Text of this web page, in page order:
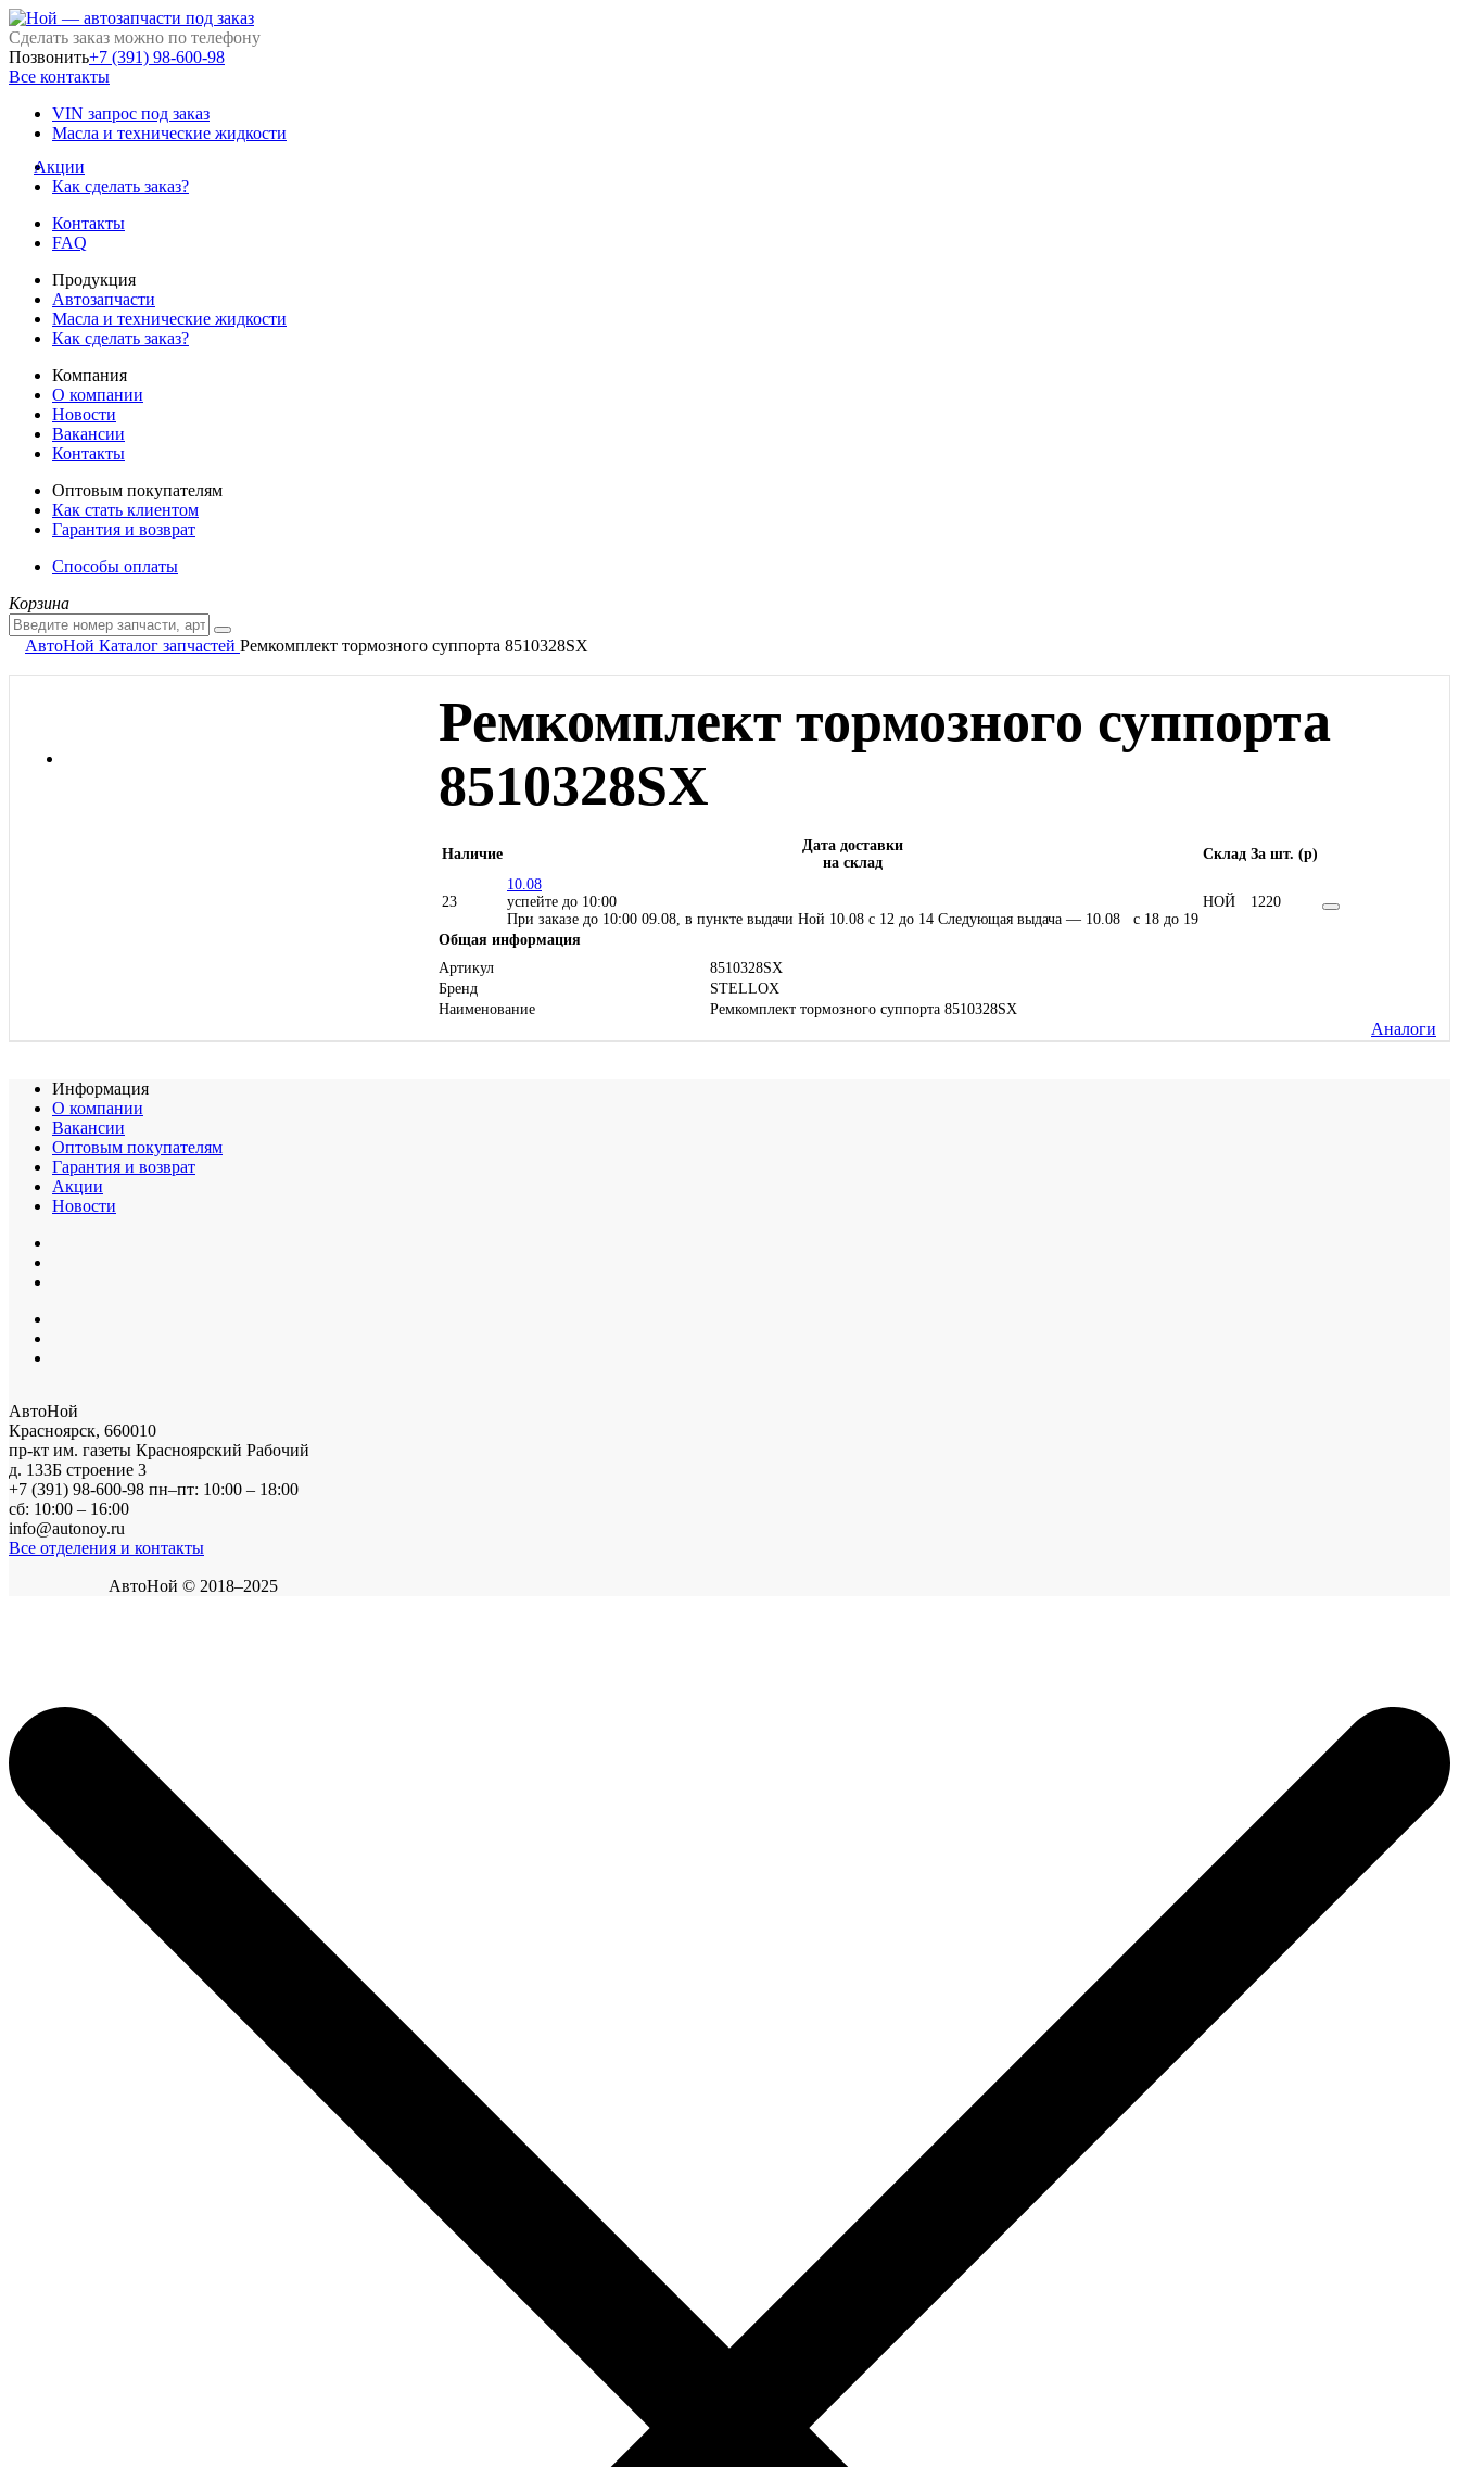
Сделать заказ можно по телефону
Позвонить+7 (391) 98-600-98
Все контакты
VIN запрос под заказ
Масла и технические жидкости
Акции
Как сделать заказ?
Контакты
FAQ
Продукция
Автозапчасти
Масла и технические жидкости
Как сделать заказ?
Компания
О компании
Новости
Вакансии
Контакты
Оптовым покупателям
Как стать клиентом
Гарантия и возврат
Способы оплаты
Корзина
АвтоНой Каталог запчастей Ремкомплект тормозного суппорта 8510328SX
Ремкомплект тормозного суппорта
8510328SX
Наличие
Дата доставки
на склад
Склад За шт. (p)
23
10.08
успейте до 10:00
При заказе до 10:00 09.08, в пункте выдачи Ной 10.08 c 12 до 14 Следующая выдача — 10.08 c 18 до 19
НОЙ 1220
Общая информация
Артикул
8510328SX
Бренд
STELLOX
Наименование
Ремкомплект тормозного суппорта 8510328SX
Аналоги
Информация
О компании
Вакансии
Оптовым покупателям
Гарантия и возврат
Акции
Новости
АвтоНой
Красноярск, 660010
пр-кт им. газеты Красноярский Рабочий
д. 133Б строение 3
+7 (391) 98-600-98 пн–пт: 10:00 – 18:00
сб: 10:00 – 16:00
info@autonoy.ru
Все отделения и контакты
АвтоНой © 2018–2025